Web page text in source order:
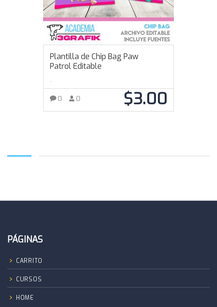
Plantilla de Chip Bag Paw
Patrol Editable
,
0 0 $3.00
PÁGINAS
CARRITO
CURSOS
HOME